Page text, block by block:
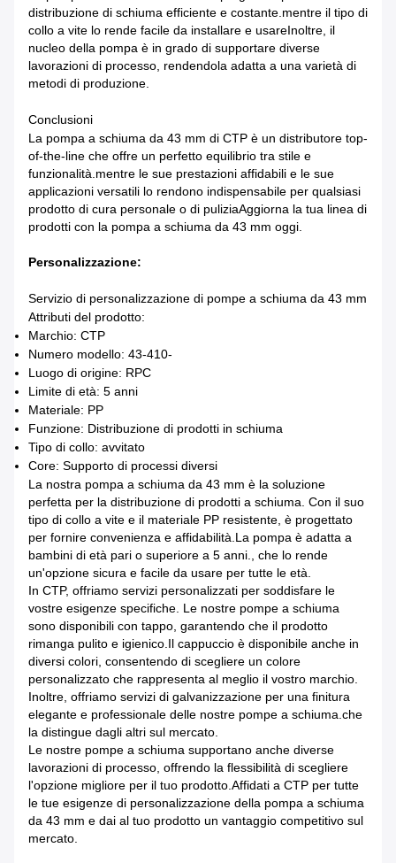
distribuzione di schiuma efficiente e costante.mentre il tipo di
collo a vite lo rende facile da installare e usareInoltre, il
nucleo della pompa è in grado di supportare diverse
lavorazioni di processo, rendendola adatta a una varietà di
metodi di produzione.
Conclusioni
La pompa a schiuma da 43 mm di CTP è un distributore top-
of-the-line che offre un perfetto equilibrio tra stile e
funzionalità.mentre le sue prestazioni affidabili e le sue
applicazioni versatili lo rendono indispensabile per qualsiasi
prodotto di cura personale o di puliziaAggiorna la tua linea di
prodotti con la pompa a schiuma da 43 mm oggi.
Personalizzazione:
Servizio di personalizzazione di pompe a schiuma da 43 mm
Attributi del prodotto:
Marchio: CTP
Numero modello: 43-410-
Luogo di origine: RPC
Limite di età: 5 anni
Materiale: PP
Funzione: Distribuzione di prodotti in schiuma
Tipo di collo: avvitato
Core: Supporto di processi diversi
La nostra pompa a schiuma da 43 mm è la soluzione
perfetta per la distribuzione di prodotti a schiuma. Con il suo
tipo di collo a vite e il materiale PP resistente, è progettato
per fornire convenienza e affidabilità.La pompa è adatta a
bambini di età pari o superiore a 5 anni., che lo rende
un'opzione sicura e facile da usare per tutte le età.
In CTP, offriamo servizi personalizzati per soddisfare le
vostre esigenze specifiche. Le nostre pompe a schiuma
sono disponibili con tappo, garantendo che il prodotto
rimanga pulito e igienico.Il cappuccio è disponibile anche in
diversi colori, consentendo di scegliere un colore
personalizzato che rappresenta al meglio il vostro marchio.
Inoltre, offriamo servizi di galvanizzazione per una finitura
elegante e professionale delle nostre pompe a schiuma.che
la distingue dagli altri sul mercato.
Le nostre pompe a schiuma supportano anche diverse
lavorazioni di processo, offrendo la flessibilità di scegliere
l'opzione migliore per il tuo prodotto.Affidati a CTP per tutte
le tue esigenze di personalizzazione della pompa a schiuma
da 43 mm e dai al tuo prodotto un vantaggio competitivo sul
mercato.